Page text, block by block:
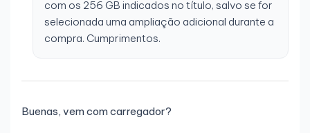
Opinião verificada
Tudo perfeito
com os 256 GB indicados no título, salvo se for
selecionada uma ampliação adicional durante a
compra. Cumprimentos.
Buenas, vem com carregador?